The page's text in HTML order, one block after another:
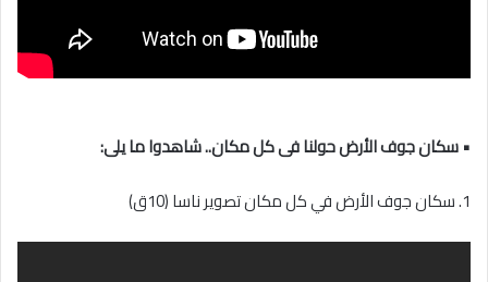
• سكان جوف الأرض حولنا فى كل مكان.. شاهدوا ما يلى:
1. سكان جوف الأرض في كل مكان تصوير ناسا (10ق)